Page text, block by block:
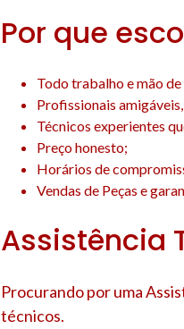
Por que
Todo trabalho e mão
Profissionais
Técnicos experientes
Preço honesto;
Horários de
Vendas de Peças e
Assistência
Procurando por uma
técnicos.